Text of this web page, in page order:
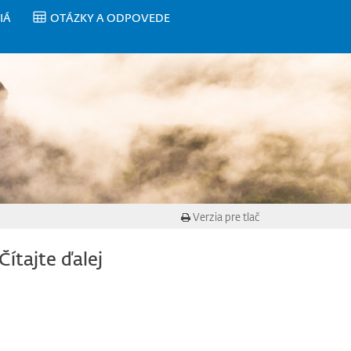
OTÁZKY A ODPOVEDE
Verzia pre tlač
ďalej